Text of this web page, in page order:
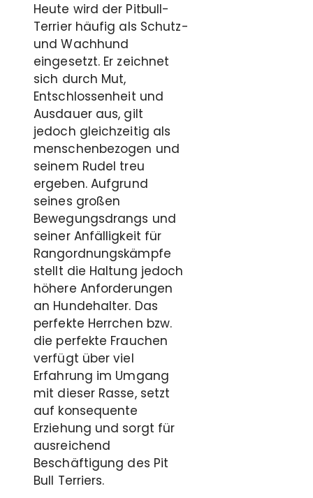
Heute wird der Pitbull-
Terrier häufig als Schutz-
und Wachhund
eingesetzt. Er zeichnet
sich durch Mut,
Entschlossenheit und
Ausdauer aus, gilt
jedoch gleichzeitig als
menschenbezogen und
seinem Rudel treu
ergeben. Aufgrund
seines großen
Bewegungsdrangs und
seiner Anfälligkeit für
Rangordnungskämpfe
stellt die Haltung jedoch
höhere Anforderungen
an Hundehalter. Das
perfekte Herrchen bzw.
die perfekte Frauchen
verfügt über viel
Erfahrung im Umgang
mit dieser Rasse, setzt
auf konsequente
Erziehung und sorgt für
ausreichend
Beschäftigung des Pit
Bull Terriers.